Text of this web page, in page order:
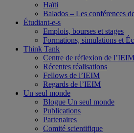
Haïti
Balados – Les conférences
Étudiant-e-s
Emplois, bourses et stages
Formations, simulations et
Think Tank
Centre de réflexion de l’IEIM
Récentes réalisations
Fellows de l’IEIM
Regards de l’IEIM
Un seul monde
Blogue Un seul monde
Publications
Partenaires
Comité scientifique